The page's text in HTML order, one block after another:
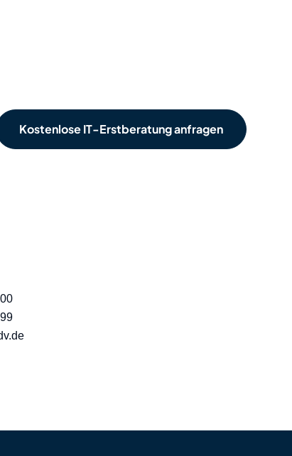
Kostenlose IT-Erstberatung anfragen